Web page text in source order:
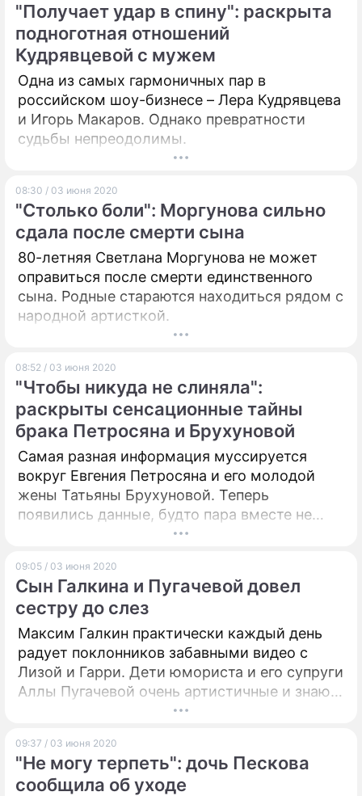
"Получает удар в спину": раскрыта
подноготная отношений
Кудрявцевой с мужем
Одна из самых гармоничных пар в
российском шоу-бизнесе – Лера Кудрявцева
и Игорь Макаров. Однако превратности
судьбы непреодолимы.
08:30 / 03 июня 2020
"Столько боли": Моргунова сильно
сдала после смерти сына
80-летняя Светлана Моргунова не может
оправиться после смерти единственного
сына. Родные стараются находиться рядом с
народной артисткой.
08:52 / 03 июня 2020
"Чтобы никуда не слиняла":
раскрыты сенсационные тайны
брака Петросяна и Брухуновой
Самая разная информация муссируется
вокруг Евгения Петросяна и его молодой
жены Татьяны Брухуновой. Теперь
появились данные, будто пара вместе не
живет, даже детского духа в их квартирах не
контролировать помощницу.
09:05 / 03 июня 2020
Сын Галкина и Пугачевой довел
сестру до слез
Максим Галкин практически каждый день
радует поклонников забавными видео с
Лизой и Гарри. Дети юмориста и его супруги
Аллы Пугачевой очень артистичные и знают,
как развеселить не только родителей, но и
09:37 / 03 июня 2020
"Не могу терпеть": дочь Пескова
сообщила об уходе